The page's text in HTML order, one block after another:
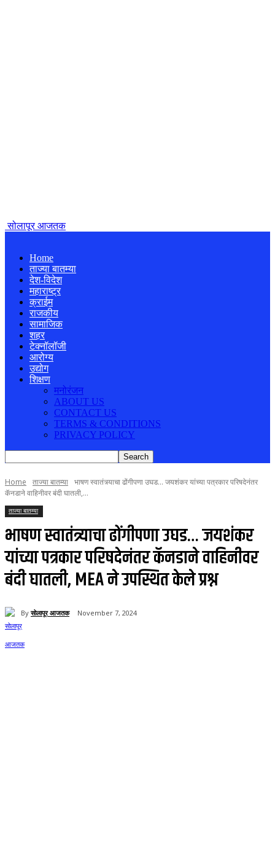
सोलापूर आजतक
Home
ताज्या बातम्या
देश-विदेश
महाराष्ट्र
क्राईम
राजकीय
सामाजिक
शहर
टेक्नॉलॉजी
आरोग्य
उद्योग
शिक्षण
मनोरंजन
ABOUT US
CONTACT US
TERMS & CONDITIONS
PRIVACY POLICY
Home ताज्या बातम्या भाषण स्वातंत्र्याचा ढोंगीपणा उघड... जयशंकर यांच्या पत्रकार परिषदेनंतर
कॅनडाने वाहिनीवर बंदी घातली,...
ताज्या बातम्या
भाषण स्वातंत्र्याचा ढोंगीपणा उघड… जयशंकर
यांच्या पत्रकार परिषदेनंतर कॅनडाने वाहिनीवर
बंदी घातली, MEA ने उपस्थित केले प्रश्न
By सोलापूर आजतक November 7, 2024